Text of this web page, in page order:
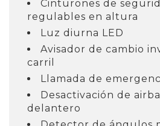
Cinturones de
regulables en altura
Luz diurna LED
Avisador de cambio
carril
Llamada de
Desactivación de
delantero